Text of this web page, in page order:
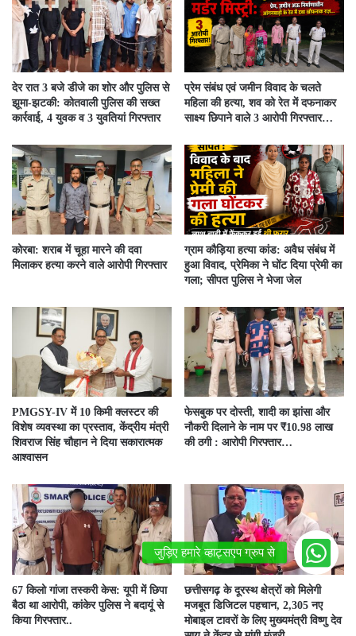
देर रात 3 बजे डीजे का शोर और पुलिस से
झूमा-झटकी: कोतवाली पुलिस की सख्त
कार्रवाई, 4 युवक व 3 युवतियां गिरफ्तार
प्रेम संबंध एवं जमीन विवाद के चलते
महिला की हत्या, शव को रेत में दफनाकर
साक्ष्य छिपाने वाले 3 आरोपी गिरफ्तार…
कोरबा: शराब में चूहा मारने की दवा
मिलाकर हत्या करने वाले आरोपी गिरफ्तार
ग्राम कौड़िया हत्या कांड: अवैध संबंध में
हुआ विवाद, प्रेमिका ने घोंट दिया प्रेमी का
गला; सीपत पुलिस ने भेजा जेल
PMGSY-IV में 10 किमी क्लस्टर की
विशेष व्यवस्था का प्रस्ताव, केंद्रीय मंत्री
शिवराज सिंह चौहान ने दिया सकारात्मक
आश्वासन
फेसबुक पर दोस्ती, शादी का झांसा और
नौकरी दिलाने के नाम पर ₹10.98 लाख
की ठगी : आरोपी गिरफ्तार…
67 किलो गांजा तस्करी केस: यूपी में छिपा
बैठा था आरोपी, कांकेर पुलिस ने बदायूं से
किया गिरफ्तार..
छत्तीसगढ़ के दूरस्थ क्षेत्रों को मिलेगी
मजबूत डिजिटल पहचान, 2,305 नए
मोबाइल टावरों के लिए मुख्यमंत्री विष्णु देव